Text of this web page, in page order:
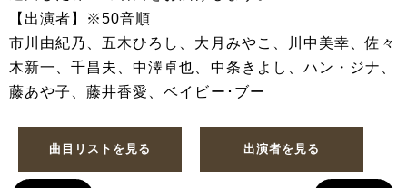
【出演者】※50音順
市川由紀乃、五木ひろし、大月みやこ、川中美幸、佐々
木新一、千昌夫、中澤卓也、中条きよし、ハン・ジナ、
藤あや子、藤井香愛、ベイビー･ブー
曲目リストを見る 出演者を見る